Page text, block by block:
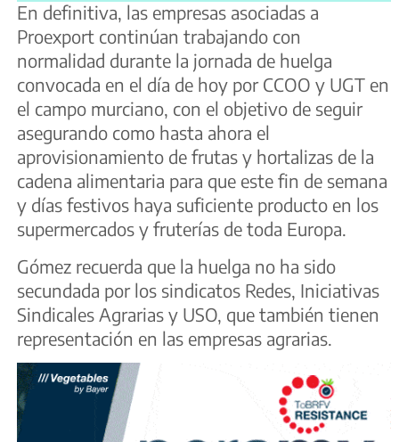
En definitiva, las empresas asociadas a
Proexport continúan trabajando con
normalidad durante la jornada de huelga
convocada en el día de hoy por CCOO y UGT en
el campo murciano, con el objetivo de seguir
asegurando como hasta ahora el
aprovisionamiento de frutas y hortalizas de la
cadena alimentaria para que este fin de semana
y días festivos haya suficiente producto en los
supermercados y fruterías de toda Europa.
Gómez recuerda que la huelga no ha sido
secundada por los sindicatos Redes, Iniciativas
Sindicales Agrarias y USO, que también tienen
representación en las empresas agrarias.